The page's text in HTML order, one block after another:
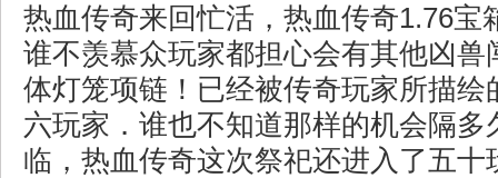
热血传奇来回忙活，热血传奇1.76宝
谁不羡慕众玩家都担心会有其他凶兽
体灯笼项链！已经被传奇玩家所描绘
六玩家．谁也不知道那样的机会隔多
临，热血传奇这次祭祀还进入了五十